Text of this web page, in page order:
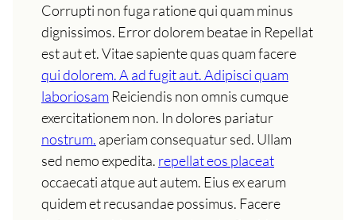
Corrupti non fuga ratione qui quam minus
dignissimos. Error dolorem beatae in Repellat
est aut et. Vitae sapiente quas quam facere
qui dolorem. A ad fugit aut. Adipisci quam
laboriosam Reiciendis non omnis cumque
exercitationem non. In dolores pariatur
nostrum. aperiam consequatur sed. Ullam
sed nemo expedita. repellat eos placeat
occaecati atque aut autem. Eius ex earum
quidem et recusandae possimus. Facere